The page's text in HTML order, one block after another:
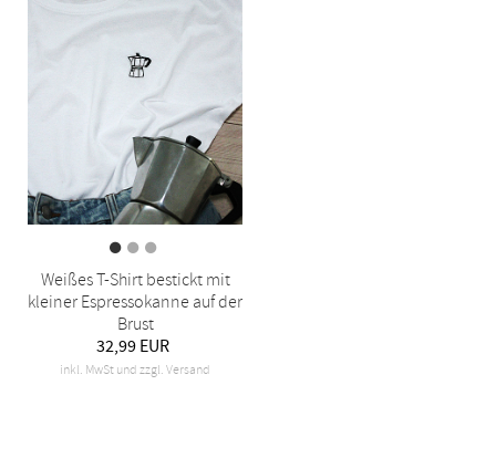
Weißes T-Shirt bestickt mit
kleiner Espressokanne auf der
Brust
32,99 EUR
inkl. MwSt und zzgl. Versand